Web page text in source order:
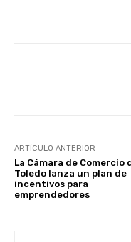
ARTÍCULO ANTERIOR
La Cámara de Comercio
Toledo lanza un plan de
incentivos para
emprendedores